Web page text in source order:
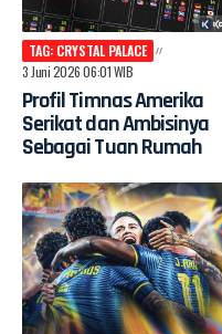
TAG: CRYSTAL PALACE
3 Juni 2026 06:01 WIB
Profil Timnas Amerika
Serikat dan Ambisinya
Sebagai Tuan Rumah